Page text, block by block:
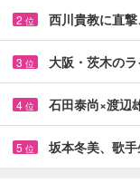
2 位 西川貴教に直
3 位 大阪・茨木の
4 位 石田泰尚×渡
5 位 坂本冬美、歌